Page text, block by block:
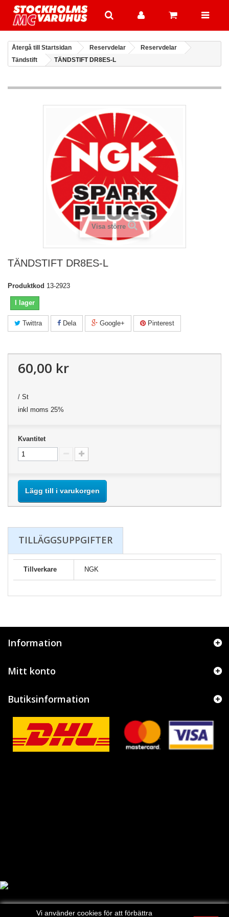
Återgå till Startsidan Reservdelar
Reservdelar
Tändstift
TÄNDSTIFT DR8ES-L
Visa större
TÄNDSTIFT DR8ES-L
Produktkod 13-2923
I lager
Twittra Dela Google+ Pinterest
60,00 kr
/ St
inkl moms 25%
Kvantitet
Lägg till i varukorgen
TILLÄGGSUPPGIFTER
Tillverkare NGK
Information
Mitt konto
Butiksinformation
Vi använder cookies för att förbättra